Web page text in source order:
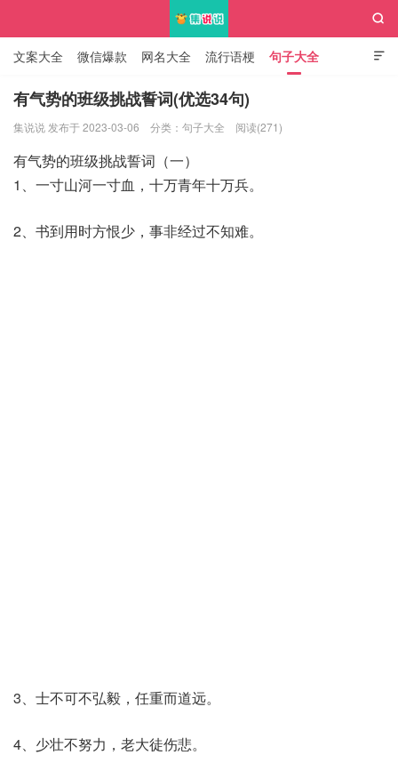

文案大全 微信爆款 网名大全 流行语梗 句子大全
知识大全

有气势的班级挑战誓词(优选34句)
集说说 发布于 2023-03-06 分类： 句子大全 阅读(271)
有气势的班级挑战誓词（一）
1、一寸山河一寸血，十万青年十万兵。
2、书到用时方恨少，事非经过不知难。
3、士不可不弘毅，任重而道远。
4、少壮不努力，老大徒伤悲。